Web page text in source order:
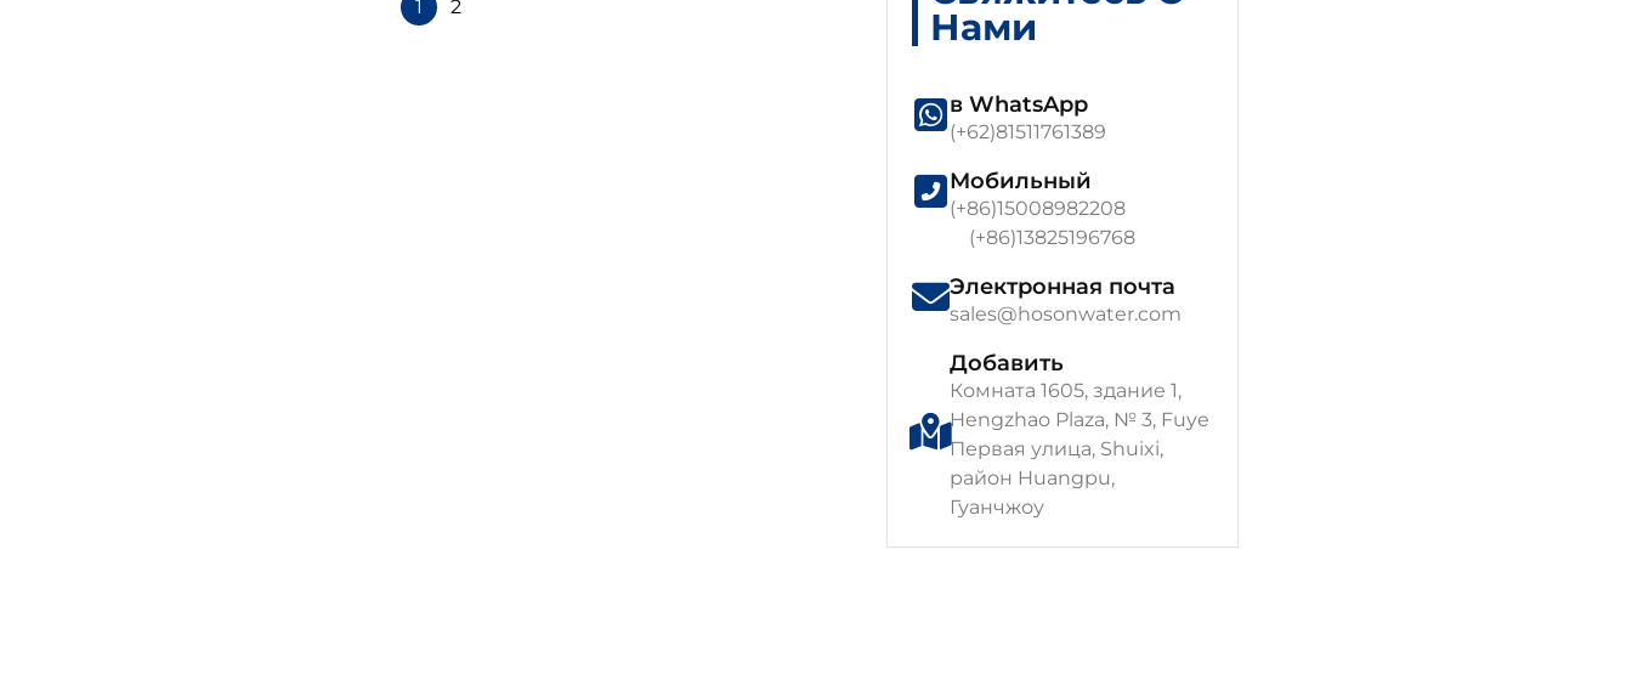
1 2
Нами
в WhatsApp
(+62)81511761389
Мобильный
(+86)15008982208
(+86)13825196768
Электронная почта
sales@hosonwater.com
Добавить
Комната 1605, здание 1,
Hengzhao Plaza, № 3, Fuye
Первая улица, Shuixi,
район Huangpu,
Гуанчжоу